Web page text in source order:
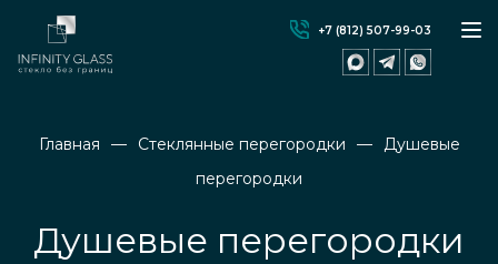
+7 (812) 507-99-03
Главная Стеклянные перегородки
Душевые
перегородки
Душевые перегородки